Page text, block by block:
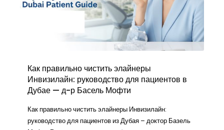
Как правильно чистить элайнеры
Инвизилайн: руководство для пациентов в
Дубае — д-р Басель Мофти
Как правильно чистить элайнеры Инвизилайн:
руководство для пациентов из Дубая – доктор Базель